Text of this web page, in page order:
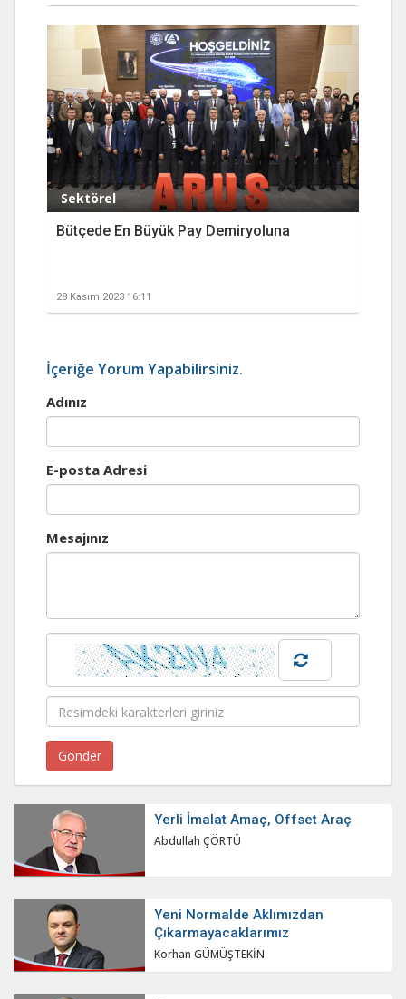
Sektörel
Bütçede En Büyük Pay Demiryoluna
28 Kasım 2023 16:11
İçeriğe Yorum Yapabilirsiniz.
Adınız
E-posta Adresi
Mesajınız
Yerli İmalat Amaç, Offset Araç
Abdullah ÇÖRTÜ
Yeni Normalde Aklımızdan
Çıkarmayacaklarımız
Korhan GÜMÜŞTEKİN